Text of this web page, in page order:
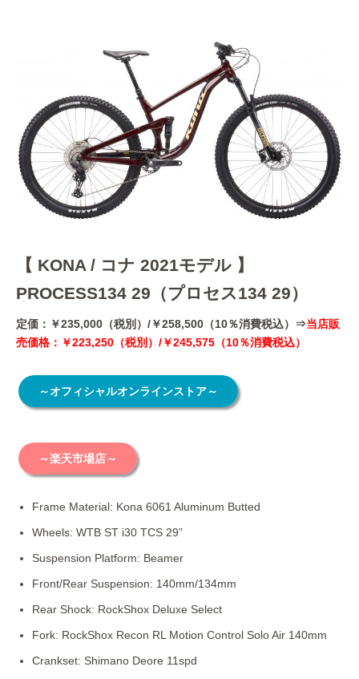
【 KONA / コナ 2021モデル 】
PROCESS134 29（プロセス134 29）
定価：￥235,000（税別）/￥258,500（10％消費税込）⇒当店販
売価格：￥223,250（税別）/￥245,575（10％消費税込）
～オフィシャルオンラインストア～
～楽天市場店～
Frame Material: Kona 6061 Aluminum Butted
Wheels: WTB ST i30 TCS 29”
Suspension Platform: Beamer
Front/Rear Suspension: 140mm/134mm
Rear Shock: RockShox Deluxe Select
Fork: RockShox Recon RL Motion Control Solo Air 140mm
Crankset: Shimano Deore 11spd